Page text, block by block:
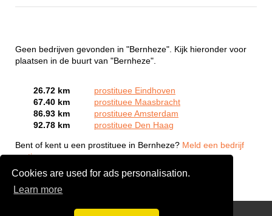
Cookies are used for ads personalisation.
Learn more
Geen bedrijven gevonden in "Bernheze". Kijk hieronder voor
plaatsen in de buurt van "Bernheze".
26.72 km
prostituee Eindhoven
67.40 km
prostituee Maasbracht
86.93 km
prostituee Amsterdam
92.78 km
prostituee Den Haag
Bent of kent u een prostituee in Bernheze? Meld een bedrijf
gratis aan